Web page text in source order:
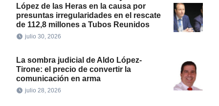
López de las Heras en la causa por
presuntas irregularidades en el rescate
de 112,8 millones a Tubos Reunidos
julio 30, 2026
La sombra judicial de Aldo López-
Tirone: el precio de convertir la
comunicación en arma
julio 28, 2026